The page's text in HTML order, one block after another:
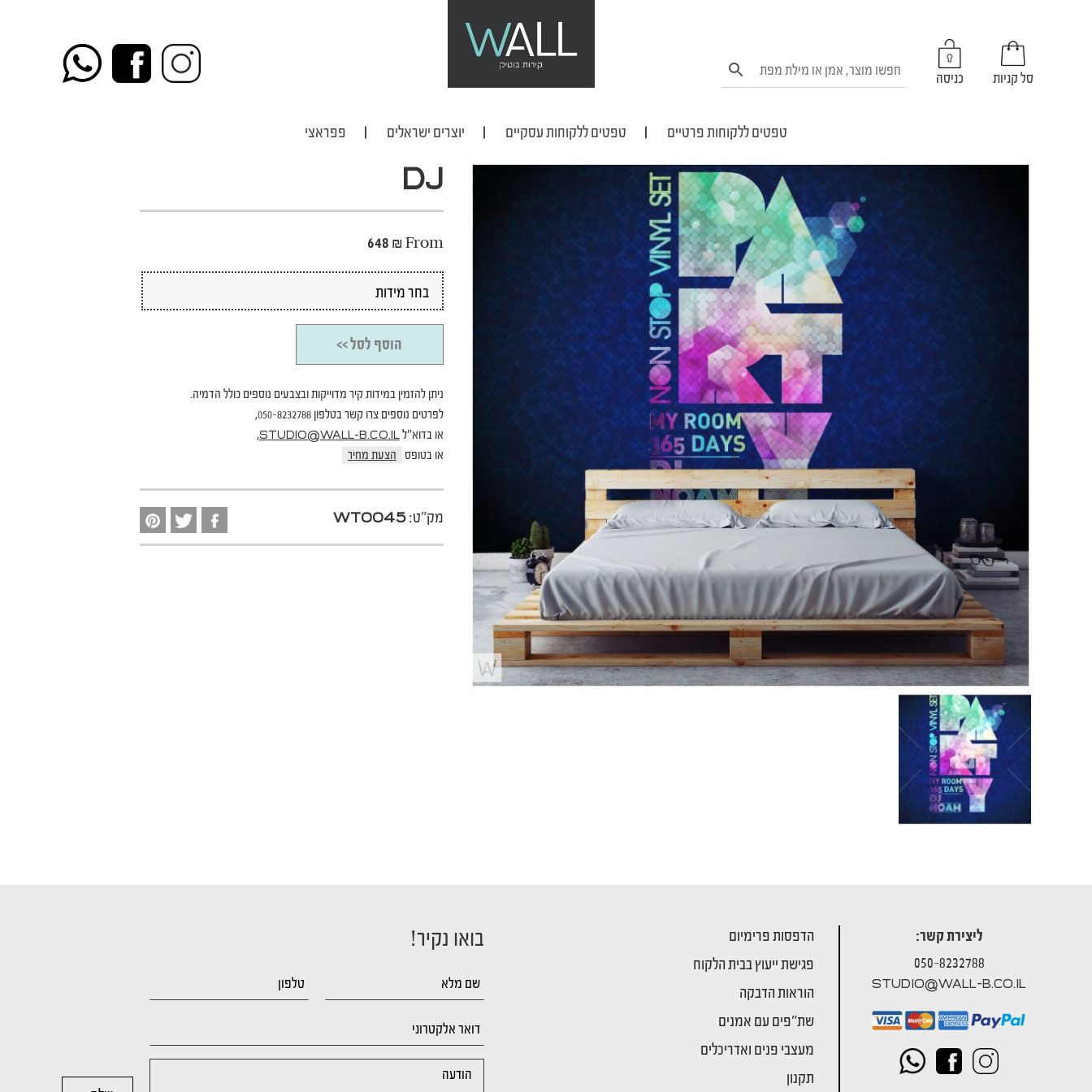
סל קניות כניסה
טפטים ללקוחות פרטיים טפטים ללקוחות עסקיים יוצרים ישראלים פפראצי
DJ
From
648 ₪
הוסף לסל >>
ניתן להזמין במידות קיר מדוייקות ובצבעים נוספים כולל הדמיה.
לפרטים נוספים צרו קשר בטלפון 050-8232788,
או בדוא"לSTUDIO@WALL-B.CO.IL
,
או בטופס
הצעת מחיר
מק"ט:WT0045
ליצירת קשר:
050-8232788
STUDIO@WALL-B.CO.IL
הדפסות פרימיום
פגישת ייעוץ בבית הלקוח
הוראות הדבקה
שת"פים עם אמנים
מעצבי פנים ואדריכלים
תקנון
בואו נקיר!